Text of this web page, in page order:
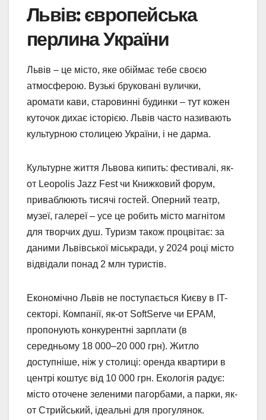
Львів: європейська
перлина України
Львів – це місто, яке обіймає тебе своєю
атмосферою. Вузькі бруковані вулички,
аромати кави, старовинні будинки – тут кожен
куточок дихає історією. Львів часто називають
культурною столицею України, і не дарма.
Культурне життя Львова кипить: фестивалі, як-
от Leopolis Jazz Fest чи Книжковий форум,
приваблюють тисячі гостей. Оперний театр,
музеї, галереї – усе це робить місто магнітом
для творчих душ. Туризм також процвітає: за
даними Львівської міськради, у 2024 році місто
відвідали понад 2 млн туристів.
Економічно Львів не поступається Києву в IT-
секторі. Компанії, як-от SoftServe чи EPAM,
пропонують конкурентні зарплати (в
середньому 18 000–20 000 грн). Житло
доступніше, ніж у столиці: оренда квартири в
центрі коштує від 10 000 грн. Екологія радує:
місто оточене зеленими пагорбами, а парки, як-
от Стрийський, ідеальні для прогулянок.